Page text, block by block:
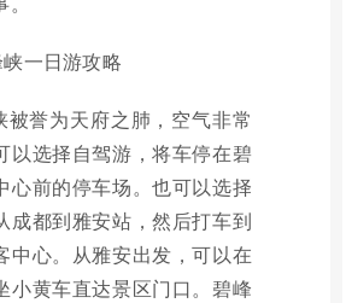
一日游攻略
被誉为天府之肺，空气非常
以选择自驾游，将车停在碧
心前的停车场。也可以选择
成都到雅安站，然后打车到
中心。从雅安出发，可以在
小黄车直达景区门口。碧峰